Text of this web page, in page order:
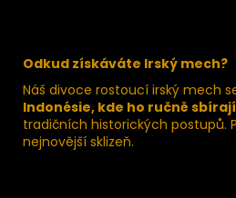
Odkud získáváte Irský mech?
Náš divoce rostoucí irský mech
Indonésie, kde ho ručně
tradičních historických postupů.
nejnovější sklizeň.